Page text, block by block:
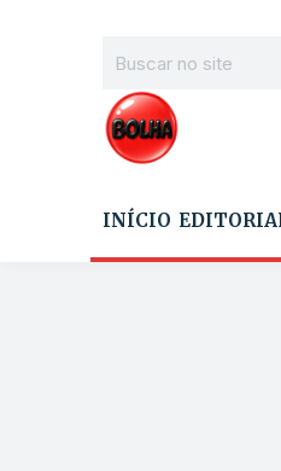
INÍCIO